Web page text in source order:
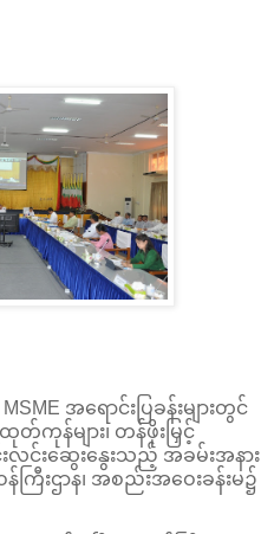
အရောင်းပြခန်းများတွင်
တ်ကုန်များ၊ တန်ဖိုးမြှင့်
လင်းဆွေးနွေးသည့် အခမ်းအနား
ြီးဌာန၊ အစည်းအဝေးခန်းမ၌